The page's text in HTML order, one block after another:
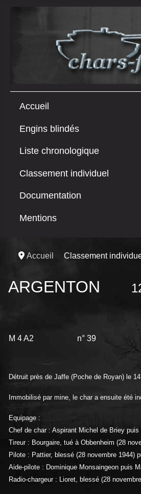
Accueil
Engins blindés
Liste chronologique
Classement individuel
Documentation
Mentions
Accueil Classement
ARGENTON
M 4 A2 n° 39
Détruit près de Jaffe (Poche de Royan) le 14
Immobilisé par mine, le char a ensuite été
Equipage :
Chef de char : Aspirant Michel de Briey
Tireur : Bourgaire, tué à Obbenheim (28
Pilote : Pattier, blessé (28 novembre 1944)
Aide-pilote : Dominique Monsaingeon puis
Radio-chargeur : Lioret, blessé (28